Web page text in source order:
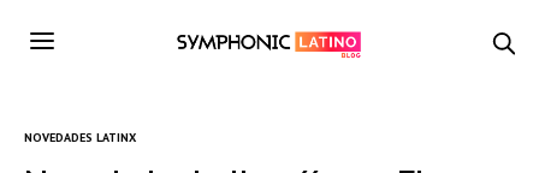
NOVEDADES LATINX